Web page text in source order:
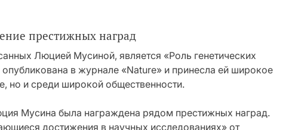
престижных наград
Люцией Мусиной, является «Роль генетических
опубликована в журнале «Nature» и принесла ей широкое
но и среди широкой общественности.
Мусина была награждена рядом престижных наград.
достижения в научных исследованиях» от